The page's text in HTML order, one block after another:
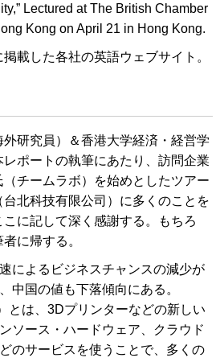
Lectured at The British Chamber
Kong on April 21 in Hong Kong.
載した各社の英語ウェブサイト。
研究員）＆香港大学経済・経営学
ポートの執筆にあたり、訪問企業
チームラボ）を始めとしたツアー
北科技有限公司）に多くのことを
に記して深く感謝する。もちろ
に帰する。
によるビジネスチャンスの減少が
中国の値も下落傾向にある。
とは、3Dプリンターなどの新しい
ソース・ハードウェア、クラウド
のサービスを使うことで、多くの